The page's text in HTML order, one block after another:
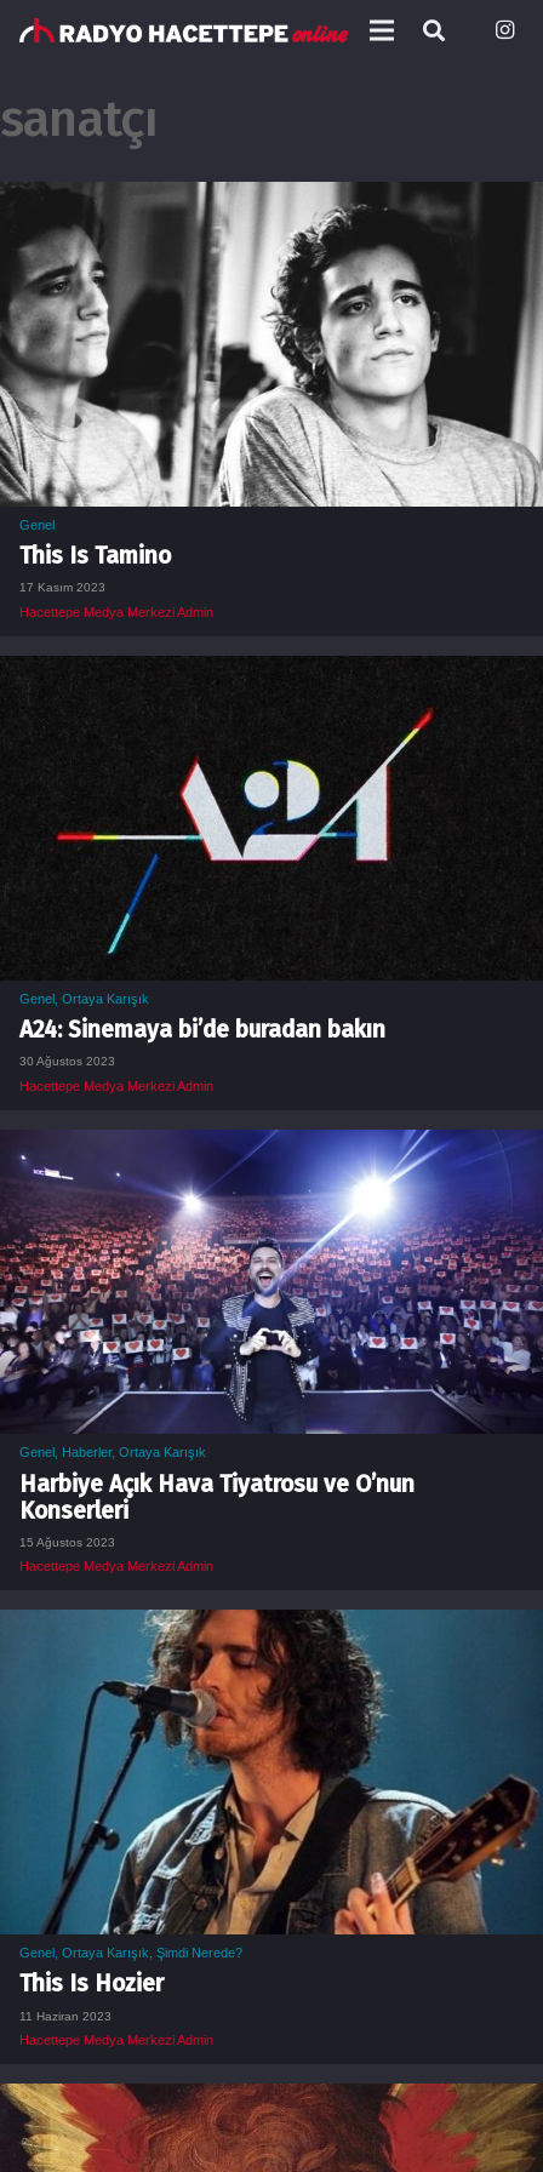
sanatçı
Genel
This Is Tamino
17 Kasım 2023
Hacettepe Medya Merkezi Admin
Genel Ortaya Karışık
A24: Sinemaya bi’de buradan bakın
30 Ağustos 2023
Hacettepe Medya Merkezi Admin
Genel Haberler, Ortaya Karışık
Harbiye Açık Hava Tiyatrosu ve O’nun
Konserleri
15 Ağustos 2023
Hacettepe Medya Merkezi Admin
Genel Ortaya Karışık Şimdi Nerede?
This Is Hozier
11 Haziran 2023
Hacettepe Medya Merkezi Admin